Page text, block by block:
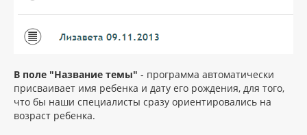
В поле "Название темы" - программа автоматически
присваивает имя ребенка и дату его рождения, для того,
что бы наши специалисты сразу ориентировались на
возраст ребенка.